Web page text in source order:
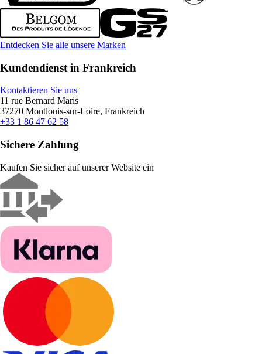
Entdecken Sie alle unsere Marken
Kundendienst in Frankreich
Kontaktieren Sie uns
11 rue Bernard Maris
37270 Montlouis-sur-Loire, Frankreich
+33 1 86 47 62 58
Sichere Zahlung
Kaufen Sie sicher auf unserer Website ein